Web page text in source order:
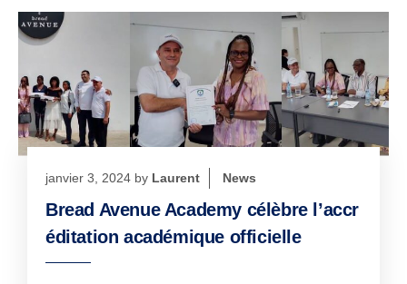
janvier 3, 2024 by Laurent News
Bread Avenue Academy célèbre l’accr
éditation académique officielle